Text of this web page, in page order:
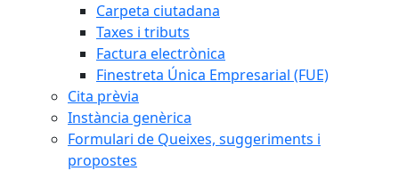
Carpeta ciutadana
Taxes i tributs
Factura electrònica
Finestreta Única Empresarial (FUE)
Cita prèvia
Instància genèrica
Formulari de Queixes, suggeriments i
propostes